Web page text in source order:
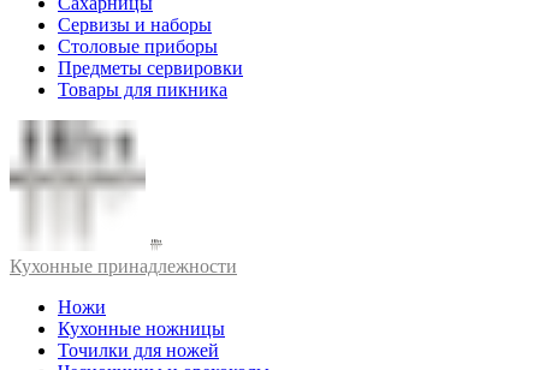
Сервизы и наборы
Столовые приборы
Предметы сервировки
Товары для пикника
Кухонные принадлежности
Ножи
Кухонные ножницы
Точилки для ножей